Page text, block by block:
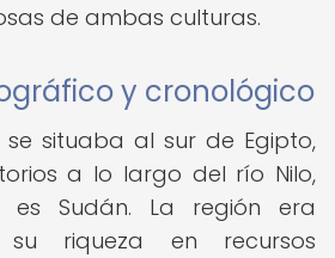
de ambas culturas.
y cronológico
se situaba al sur de Egipto,
a lo largo del río Nilo,
Sudán. La región era
riqueza en recursos